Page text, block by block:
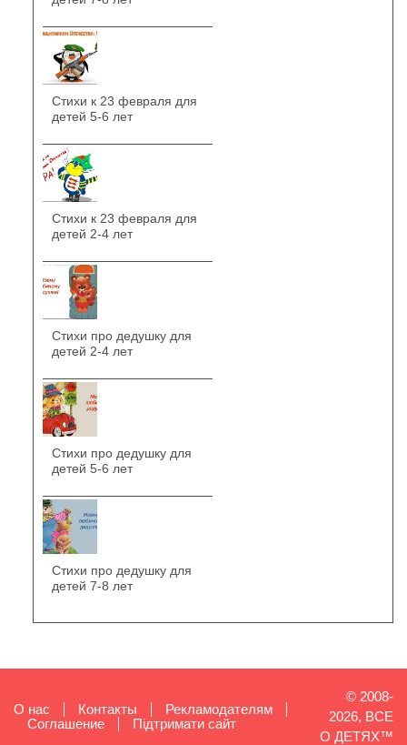
Стихи к 23 февраля для
детей 5-6 лет
Стихи к 23 февраля для
детей 2-4 лет
Стихи про дедушку для
детей 2-4 лет
Стихи про дедушку для
детей 5-6 лет
Стихи про дедушку для
детей 7-8 лет
О нас Контакты
Рекламодателям
Cоглашение
Підтримати сайт
© 2008-
2026, ВСЕ
О ДЕТЯХ™